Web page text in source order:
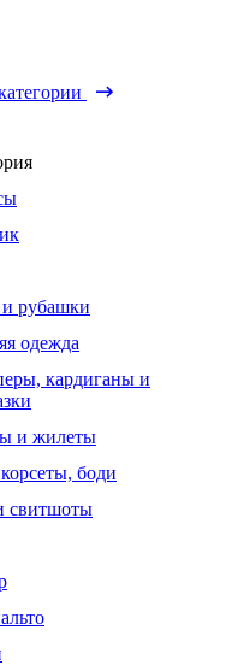
рубашки
одежда
кардиганы и
и жилеты
боди
свитшоты